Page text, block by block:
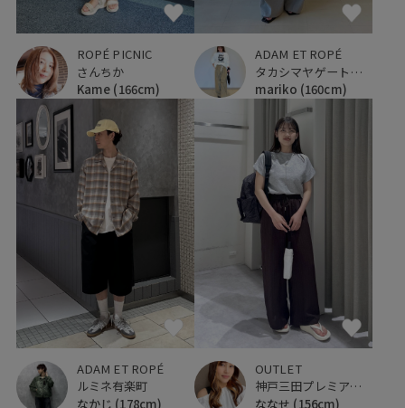
ROPÉ PICNIC
さんちか
Kame (166cm)
ADAM ET ROPÉ
タカシマヤゲートタワーモール
mariko (160cm)
ADAM ET ROPÉ
ルミネ有楽町
なかじ (178cm)
OUTLET
神戸三田プレミアム・アウトレット
ななせ (156cm)